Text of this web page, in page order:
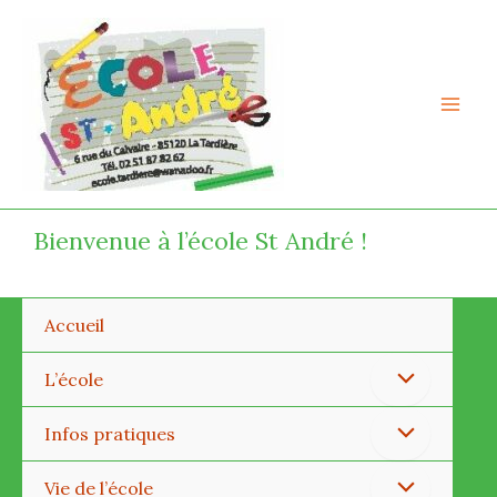
contenu
Bienvenue à l’école St André !
Accueil
L’école Permutateur
de
Menu
Infos pratiques Permutateur
de
Vie de l’école Permutateur